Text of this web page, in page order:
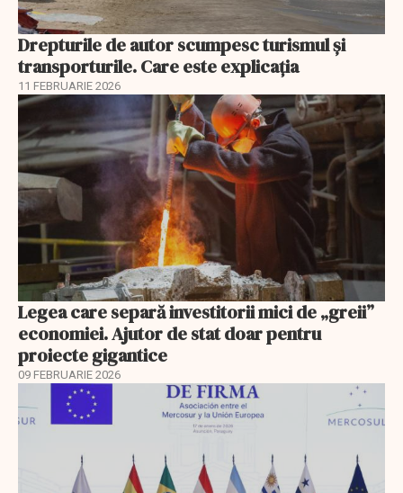
Drepturile de autor scumpesc turismul și
transporturile. Care este explicația
11 FEBRUARIE 2026
Legea care separă investitorii mici de „greii”
economiei. Ajutor de stat doar pentru
proiecte gigantice
09 FEBRUARIE 2026